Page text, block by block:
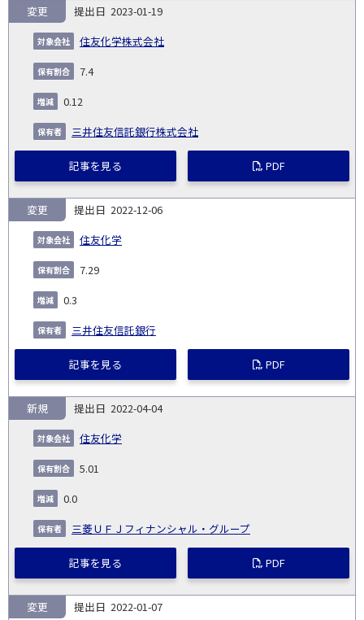
2023-01-19
住友化学株式会社
変更
7.4
0.12
三井住友信託銀行株式会社
記事を見る PDF
2022-12-06
住友化学
変更
7.29
0.3
三井住友信託銀行
記事を見る PDF
2022-04-04
住友化学
新規
5.01
0.0
三菱ＵＦＪフィナンシャル・グループ
記事を見る PDF
2022-01-07
変更